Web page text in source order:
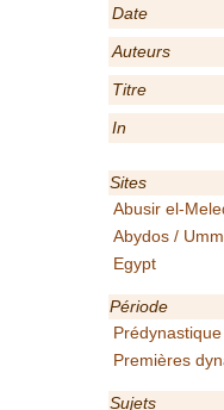
Date
Auteurs
Titre
In
Sites
Abusir el-
Abydos /
Egypt
Période
Prédynastique
Premières
Sujets